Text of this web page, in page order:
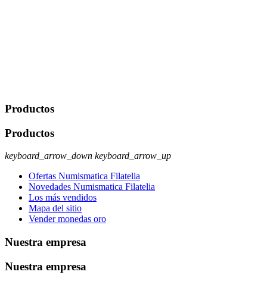
Productos
Productos
keyboard_arrow_down keyboard_arrow_up
Ofertas Numismatica Filatelia
Novedades Numismatica Filatelia
Los más vendidos
Mapa del sitio
Vender monedas oro
Nuestra empresa
Nuestra empresa